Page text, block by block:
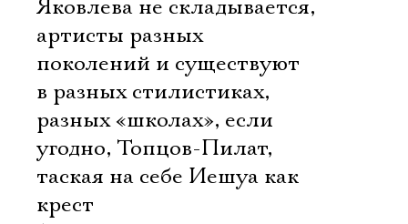
Яковлева не складывается,
артисты разных
поколений и существуют
в разных стилистиках,
разных «школах», если
угодно, Топцов-Пилат,
таская на себе Иешуа как
крест